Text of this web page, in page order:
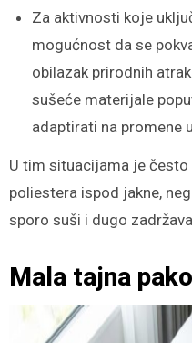
Za aktivnosti koje
mogućnost da se
obilazak prirodnih
sušeće materijale
adaptirati na promene
U tim situacijama je
poliestera ispod jakne,
sporo suši i dugo
Mala tajna